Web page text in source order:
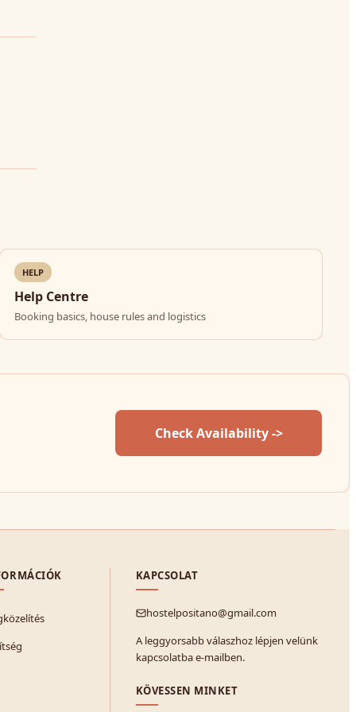
HELP
Help Centre
Booking basics, house rules and logistics
Check Availability ->
KAPCSOLAT
hostelpositano@gmail.com
A leggyorsabb válaszhoz lépjen velünk
kapcsolatba e-mailben.
KÖVESSEN MINKET